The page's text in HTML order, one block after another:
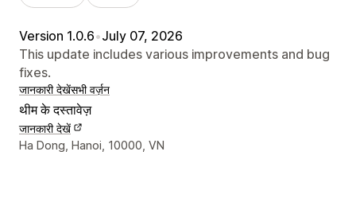
Version 1.0.6•July 07, 2026
This update includes various improvements and bug
fixes.
जानकारी देखेंसभी वर्ज़न
थीम के दस्तावेज़
जानकारी देखें
डिज़ाइनर के संपर्क की जानकारी
Ha Dong, Hanoi, 10000, VN